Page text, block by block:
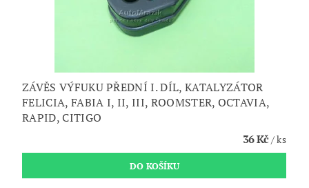
ZÁVĚS VÝFUKU PŘEDNÍ I. DÍL, KATALYZÁTOR
FELICIA, FABIA I, II, III, ROOMSTER, OCTAVIA,
RAPID, CITIGO
36 Kč/ ks